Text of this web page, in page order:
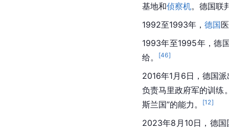
基地和侦察机。 德国联
1992至1993年， 德国
1993年至1995年，德
给。
[46]
2016年1月6日，德国
负责马里政府军的训练
斯兰国”的能力。
[12]
2023年8月10日， 德国